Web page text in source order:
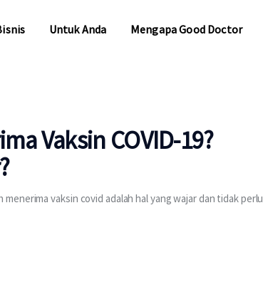
Untuk Anda Mengapa Good Doctor
Vaksin COVID-19?
vaksin covid adalah hal yang wajar dan tidak perlu